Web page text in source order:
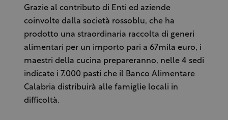
Grazie al contributo di Enti ed aziende
coinvolte dalla società rossoblu, che ha
prodotto una straordinaria raccolta di generi
alimentari per un importo pari a 67mila euro, i
maestri della cucina prepareranno, nelle 4 sedi
indicate i 7.000 pasti che il Banco Alimentare
Calabria distribuirà alle famiglie locali in
difficoltà.